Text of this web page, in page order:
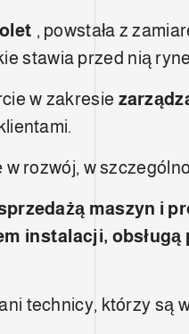
, powstała z
stawia przed nią
w zakresie
rozwój, w
maszyn i
instalacji,
technicy, którzy są